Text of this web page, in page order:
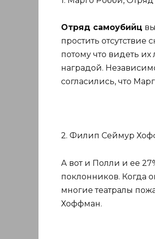
Отряд самоубийц
простить
потому что видеть
наградой.
согласились, что
2. Филип Сеймур
А вот и Полли и ее
поклонников. Когда
многие театралы
Хоффман.